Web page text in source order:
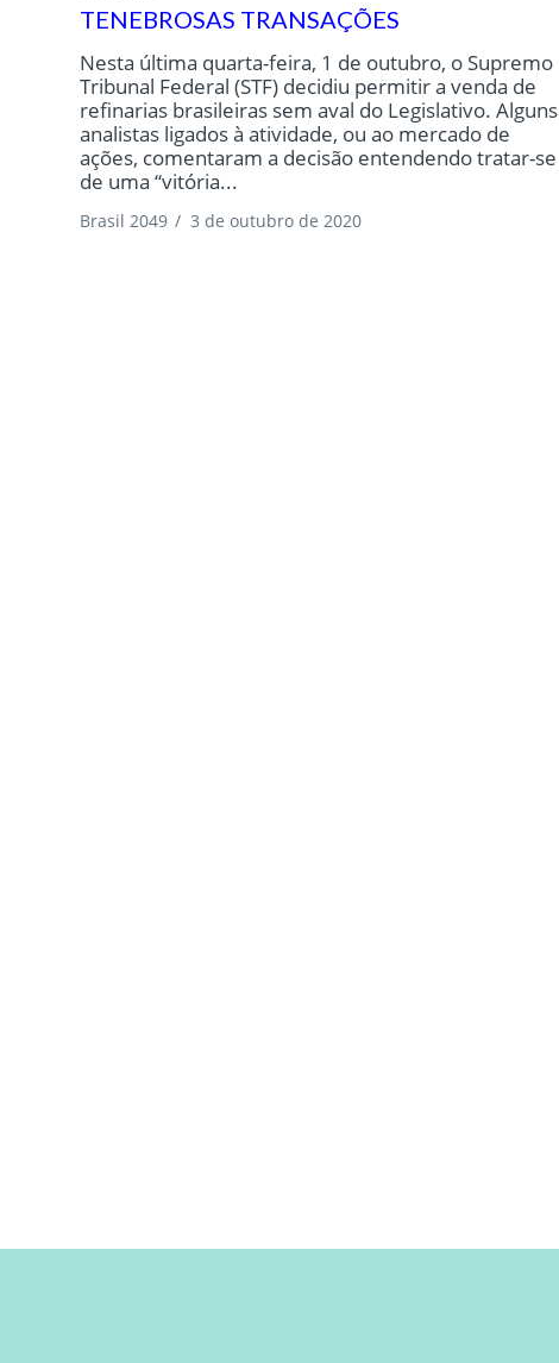
TENEBROSAS TRANSAÇÕES
Nesta última quarta-feira, 1 de outubro, o Supremo
Tribunal Federal (STF) decidiu permitir a venda de
refinarias brasileiras sem aval do Legislativo. Alguns
analistas ligados à atividade, ou ao mercado de
ações, comentaram a decisão entendendo tratar-se
de uma “vitória...
Brasil 2049 / 3 de outubro de 2020